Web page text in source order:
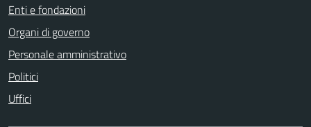
Enti e fondazioni
Organi di governo
Personale amministrativo
Politici
Uffici